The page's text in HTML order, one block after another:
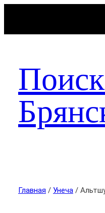
Главная / Унеча /